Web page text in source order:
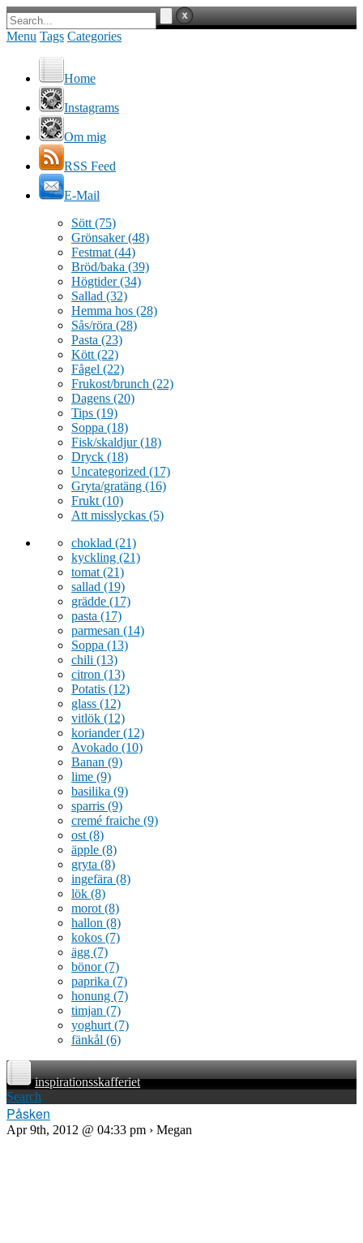
Menu Tags Categories
Home
Instagrams
Om mig
RSS Feed
E-Mail
Sött (75)
Grönsaker(48)
Festmat (44)
Bröd/baka (39)
Högtider(34)
Sallad (32)
Hemma hos (28)
Sås/röra (28)
Pasta (23)
Kött (22)
Fågel (22)
Frukost/brunch (22)
Dagens (20)
Tips (19)
Soppa (18)
Fisk/skaldjur(18)
Dryck (18)
Uncategorized (17)
Gryta/gratäng (16)
Frukt (10)
Att misslyckas (5)
choklad (21)
kyckling (21)
tomat (21)
sallad (19)
grädde (17)
pasta (17)
parmesan (14)
Soppa (13)
chili (13)
citron (13)
Potatis (12)
glass (12)
vitlök (12)
koriander(12)
Avokado (10)
Banan (9)
lime (9)
basilika (9)
sparris (9)
cremé fraiche (9)
ost (8)
äpple (8)
gryta (8)
ingefära (8)
lök (8)
morot (8)
hallon (8)
kokos (7)
ägg (7)
bönor(7)
paprika (7)
honung (7)
timjan (7)
yoghurt (7)
fänkål (6)
inspirationsskafferiet
Search
Påsken
Apr 9th, 2012 @ 04:33 pm › Megan